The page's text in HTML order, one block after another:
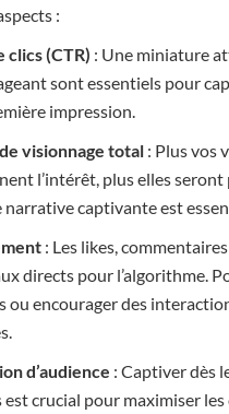
:
clics (CTR) : Une miniature
sont essentiels pour
impression.
visionnage total : Plus vos
l’intérêt, plus elles seront
captivante est
: Les likes,
directs pour l’algorithme.
ou encourager des
d’audience : Captiver dès
est crucial pour maximiser les